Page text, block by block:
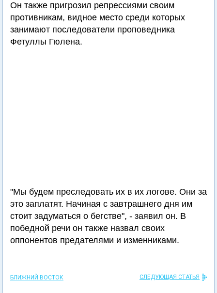
Он также пригрозил репрессиями своим
противникам, видное место среди которых
занимают последователи проповедника
Фетуллы Гюлена.
"Мы будем преследовать их в их логове. Они за
это заплатят. Начиная с завтрашнего дня им
стоит задуматься о бегстве", - заявил он. В
победной речи он также назвал своих
оппонентов предателями и изменниками.
БЛИЖНИЙ ВОСТОК СЛЕДУЮЩАЯ СТАТЬЯ